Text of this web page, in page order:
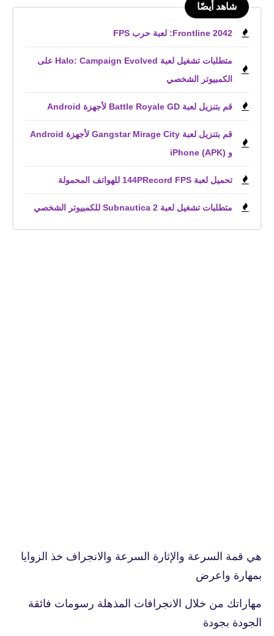
شاهد أيضًا
Frontline 2042: لعبة حرب FPS
متطلبات تشغيل لعبة Halo: Campaign Evolved على
الكمبيوتر الشخصي
قم بتنزيل لعبة Battle Royale GD لأجهزة Android
قم بتنزيل لعبة Gangstar Mirage City لأجهزة Android
و iPhone (APK)
تحميل لعبة 144PRecord FPS للهواتف المحمولة
متطلبات تشغيل لعبة Subnautica 2 للكمبيوتر الشخصي
هي قمة السرعة والإثارة السرعة والانجراف خذ الزوايا
بمهارة واعرض
مهاراتك من خلال الانجرافات المذهلة رسومات فائقة
الجودة بجودة